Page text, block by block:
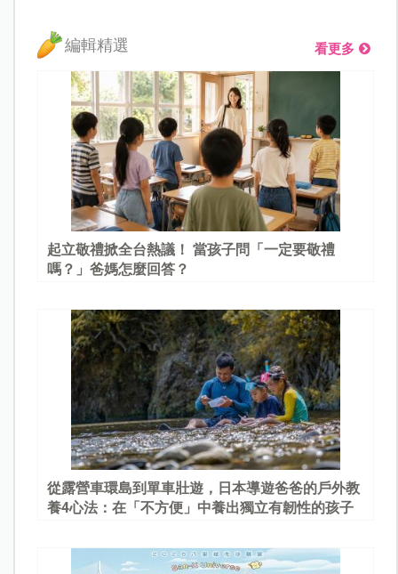
編輯精選 看更多
起立敬禮掀全台熱議！ 當孩子問「一定要敬禮
嗎？」爸媽怎麼回答？
從露營車環島到單車壯遊，日本導遊爸爸的戶外教
養4心法：在「不方便」中養出獨立有韌性的孩子